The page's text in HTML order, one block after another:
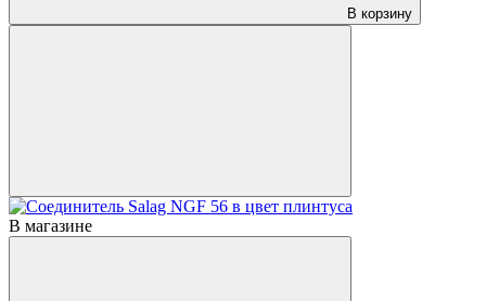
В корзину
В магазине